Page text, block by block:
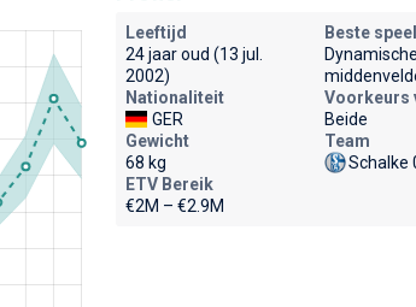
Leeftijd
24 jaar oud (13 jul.
2002)
Beste
Dynamische
Nationaliteit
GER
Voorkeurs
Beide
Gewicht
68 kg
Team
Schalke
ETV Bereik
€2M – €2.9M